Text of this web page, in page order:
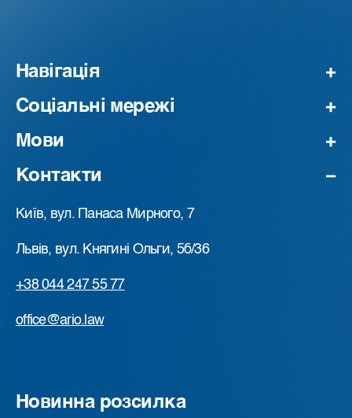
Навігація
Соціальні мережі
Мови
Контакти
Київ, вул. Панаса Мирного, 7
Львів, вул. Княгині Ольги, 5б/36
+38 044 247 55 77
office@ario.law
Новинна розсилка